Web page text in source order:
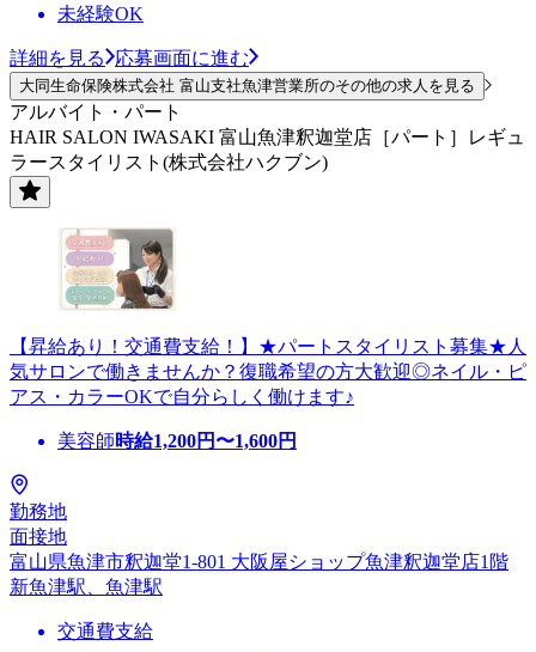
未経験OK
詳細を見る 応募画面に進む
大同生命保険株式会社 富山支社魚津営業所のその他の求人を見る
アルバイト・パート
HAIR SALON IWASAKI 富山魚津釈迦堂店［パート］レギュ
ラースタイリスト(株式会社ハクブン)
【昇給あり！交通費支給！】★パートスタイリスト募集★人
気サロンで働きませんか？復職希望の方大歓迎◎ネイル・ピ
アス・カラーOKで自分らしく働けます♪
美容師時給1,200円〜1,600円
勤務地
面接地
富山県魚津市釈迦堂1-801 大阪屋ショップ魚津釈迦堂店1階
新魚津駅、魚津駅
交通費支給